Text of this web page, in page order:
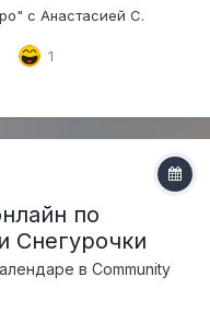
с Анастасией С.
1
по
Снегурочки
в Community